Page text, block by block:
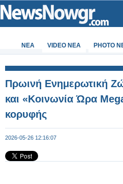
ΝΕΑ VIDEO NEA PHOTO
Πρωινή Ενημερωτική
και «Κοινωνία Ώρα
κορυφής
2026-05-26 12:16:07